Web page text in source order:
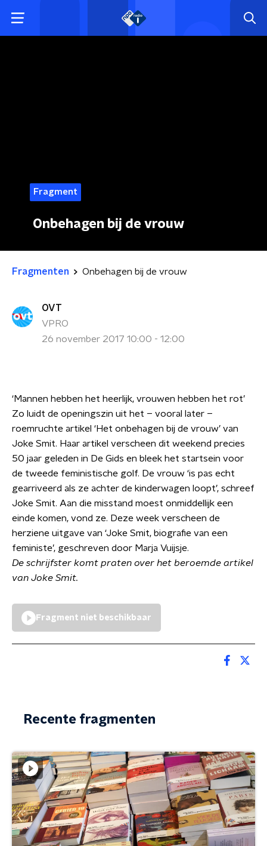
Fragment
Onbehagen bij de vrouw
Fragmenten Onbehagen bij de vrouw
OVT
VPRO
26 november 2017 10:00 - 12:00
‘Mannen hebben het heerlijk, vrouwen hebben het rot’
Zo luidt de openingszin uit het – vooral later –
roemruchte artikel ‘Het onbehagen bij de vrouw’ van
Joke Smit. Haar artikel verscheen dit weekend precies
50 jaar geleden in De Gids en bleek het startsein voor
de tweede feministische golf. De vrouw ‘is pas echt
gearriveerd als ze achter de kinderwagen loopt’, schreef
Joke Smit. Aan die misstand moest onmiddellijk een
einde komen, vond ze. Deze week verscheen de
herziene uitgave van ‘Joke Smit, biografie van een
feministe’, geschreven door Marja Vuijsje.
De schrijfster komt praten over het beroemde artikel
van Joke Smit.
Fragment niet beschikbaar
Recente fragmenten